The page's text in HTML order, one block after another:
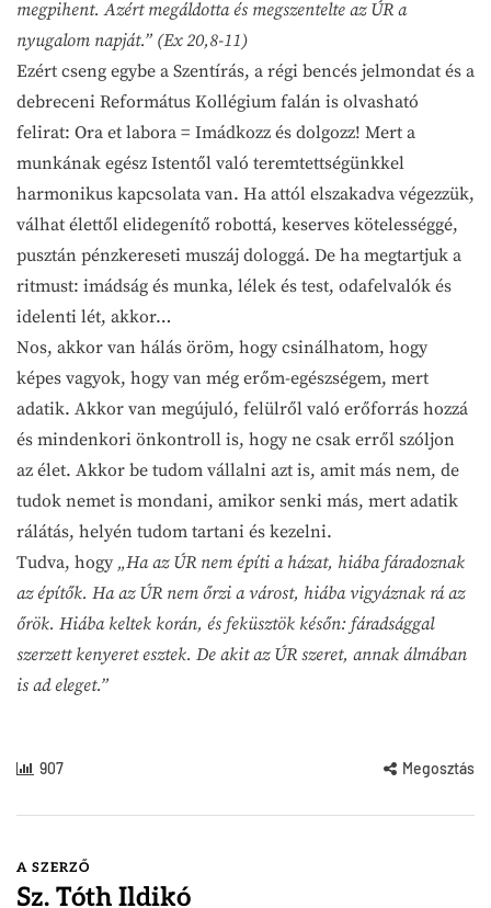
megpihent. Azért megáldotta és megszentelte az ÚR a
nyugalom napját.” (Ex 20,8-11)
Ezért cseng egybe a Szentírás, a régi bencés jelmondat és a
debreceni Református Kollégium falán is olvasható
felirat: Ora et labora = Imádkozz és dolgozz! Mert a
munkának egész Istentől való teremtettségünkkel
harmonikus kapcsolata van. Ha attól elszakadva végezzük,
válhat élettől elidegenítő robottá, keserves kötelességgé,
pusztán pénzkereseti muszáj dologgá. De ha megtartjuk a
ritmust: imádság és munka, lélek és test, odafelvalók és
idelenti lét, akkor…
Nos, akkor van hálás öröm, hogy csinálhatom, hogy
képes vagyok, hogy van még erőm-egészségem, mert
adatik. Akkor van megújuló, felülről való erőforrás hozzá
és mindenkori önkontroll is, hogy ne csak erről szóljon
az élet. Akkor be tudom vállalni azt is, amit más nem, de
tudok nemet is mondani, amikor senki más, mert adatik
rálátás, helyén tudom tartani és kezelni.
Tudva, hogy „Ha az ÚR nem építi a házat, hiába fáradoznak
az építők. Ha az ÚR nem őrzi a várost, hiába vigyáznak rá az
őrök. Hiába keltek korán, és feküsztök későn: fáradsággal
szerzett kenyeret esztek. De akit az ÚR szeret, annak álmában
is ad eleget.”
907 Megosztás
A SZERZŐ
Sz. Tóth Ildikó